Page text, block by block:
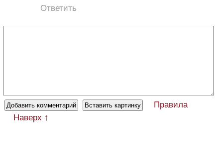
Ответить
Правила
Наверх ↑